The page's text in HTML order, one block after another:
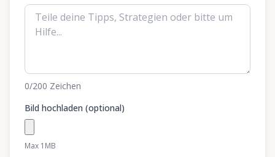
0/200 Zeichen
Bild hochladen (optional)
Max 1MB